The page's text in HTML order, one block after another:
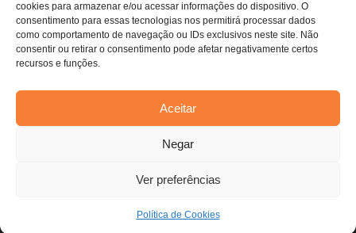
cookies para armazenar e/ou acessar informações do dispositivo. O
consentimento para essas tecnologias nos permitirá processar dados
como comportamento de navegação ou IDs exclusivos neste site. Não
consentir ou retirar o consentimento pode afetar negativamente certos
recursos e funções.
Aceitar
Negar
Ver preferências
Política de Cookies
Home
Sobre Nós
Blog
Contato
Todos os direitos reservados. Anfi Lab Marketing
Estamos usando cookies para oferecer a você a melhor
configurações.